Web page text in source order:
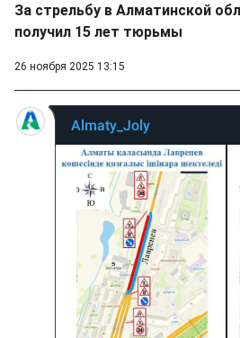
За стрельбу в Алматинской
получил 15 лет тюрьмы
26 ноября 2025 13:15